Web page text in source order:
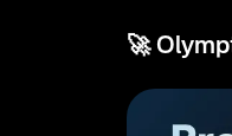
🚀